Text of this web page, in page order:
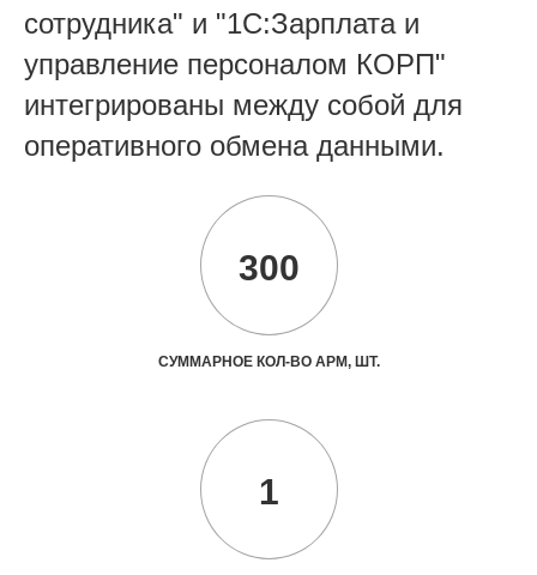
сотрудника" и "1С:Зарплата и
управление персоналом КОРП"
интегрированы между собой для
оперативного обмена данными.
300
СУММАРНОЕ КОЛ-ВО АРМ, ШТ.
1